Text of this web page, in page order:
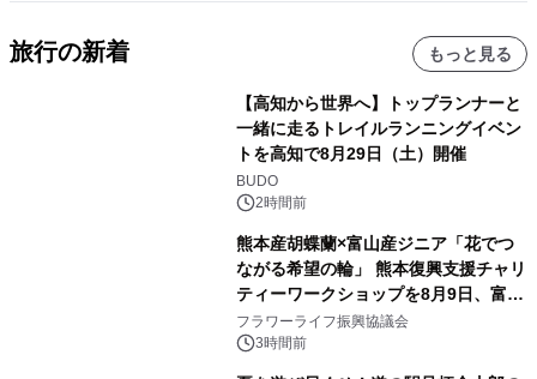
旅行の新着 もっと見る
【高知から世界へ】トップランナーと
一緒に走るトレイルランニングイベン
トを高知で8月29日（土）開催
BUDO
2時間前
熊本産胡蝶蘭×富山産ジニア「花でつ
ながる希望の輪」 熊本復興支援チャリ
ティーワークショップを8月9日、富
山・射水で開催
フラワーライフ振興協議会
3時間前